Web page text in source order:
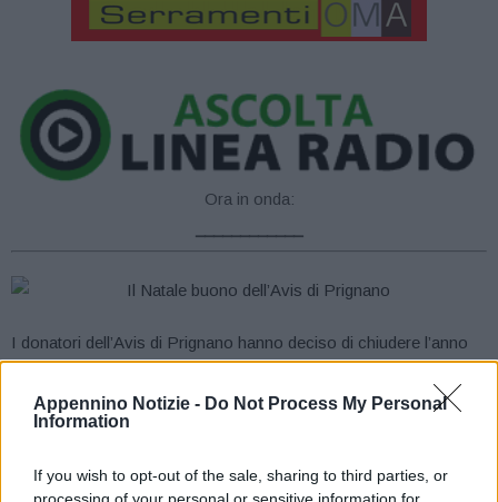
Appennino Notizie - Do Not Process My Personal
Information
If you wish to opt-out of the sale, sharing to third parties, or
Ora in onda:
I donatori dell’Avis di Prignano hanno deciso di chiudere l’anno
In collaborazione con l’amministrazione comunale
l’associazione donerà infatti a 25 famiglie del territorio, segnalate
necessità affinché questi giorni di festa lo siano davvero per tutti.